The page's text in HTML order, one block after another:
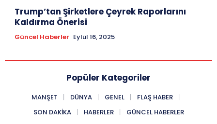
Trump’tan Şirketlere Çeyrek Raporlarını
Kaldırma Önerisi
Güncel Haberler Eylül 16, 2025
Popüler Kategoriler
MANŞET DÜNYA GENEL
FLAŞ HABER
SON DAKIKA
HABERLER GÜNCEL HABERLER